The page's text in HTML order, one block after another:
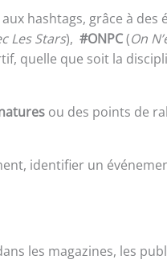
hashtags, grâce à des
Les Stars), #ONPC(On
quelle que soit la
ou des points de
identifier un
les magazines, les